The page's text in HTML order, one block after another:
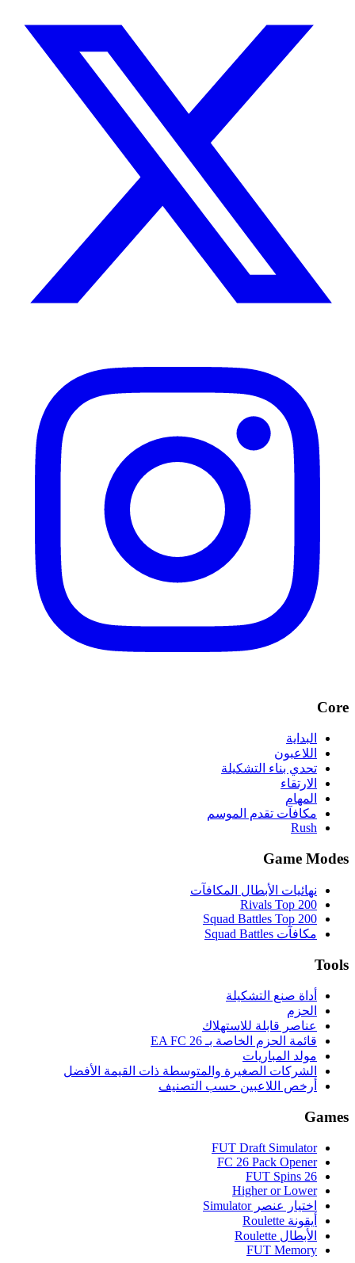
Core
البداية
اللاعبون
تحدي بناء التشكيلة
الارتقاء
المهام
مكافآت تقدم الموسم
Rush
Game Modes
نهائيات الأبطال المكافآت
Rivals Top 200
Squad Battles Top 200
مكافآت Squad Battles
Tools
أداة صنع التشكيلة
الحزم
عناصر قابلة للاستهلاك
قائمة الحزم الخاصة بـ EA FC 26
مولد المباريات
الشركات الصغيرة والمتوسطة ذات القيمة الأفضل
أرخص اللاعبين حسب التصنيف
Games
FUT Draft Simulator
FC 26 Pack Opener
FUT Spins 26
Higher or Lower
اختيار عنصر Simulator
أيقونة Roulette
الأبطال Roulette
FUT Memory